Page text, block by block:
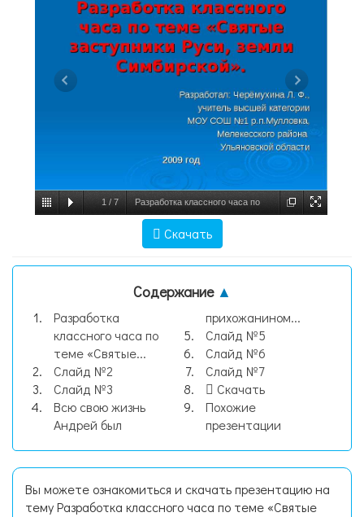
1 / 7 Разработка классного часа по
Симбирской». Разработал: Черёмухина Л.
Скачать
Содержание ▲
Разработка
классного часа по
теме «Святые...
Слайд №2
Слайд №3
Всю свою жизнь
Андрей был
прихожанином...
Слайд №5
Слайд №6
Слайд №7
Скачать
Похожие
презентации
Вы можете ознакомиться и скачать презентацию на
тему Разработка классного часа по теме «Святые